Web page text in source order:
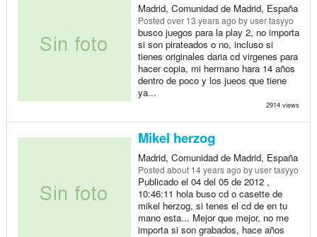
Madrid, Comunidad de Madrid, España
Posted over 13 years ago by user tasyyo
busco juegos para la play 2, no importa
si son pirateados o no, incluso si
tienes originales daria cd virgenes para
hacer copia, mi hermano hara 14 años
dentro de poco y los jueos que tiene
ya...
2914 views
Mikel herzog
Madrid, Comunidad de Madrid, España
Posted about 14 years ago by user tasyyo
Publicado el 04 del 05 de 2012 ,
10:46:11 hola buso cd o casette de
mikel herzog, si tenes el cd de en tu
mano esta... Mejor que mejor, no me
importa si son grabados, hace años